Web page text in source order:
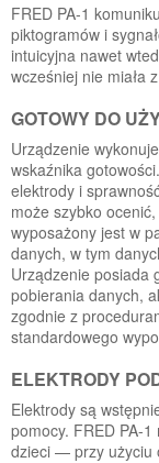
FRED PA-1
piktogramów i
intuicyjna nawet
wcześniej nie miała
GOTOWY DO
Urządzenie
wskaźnika
elektrody i
może szybko
wyposażony jest w
danych, w tym
Urządzenie posiada
pobierania danych,
zgodnie z
standardowego
ELEKTRODY
Elektrody są
pomocy. FRED PA-
dzieci — przy użyciu